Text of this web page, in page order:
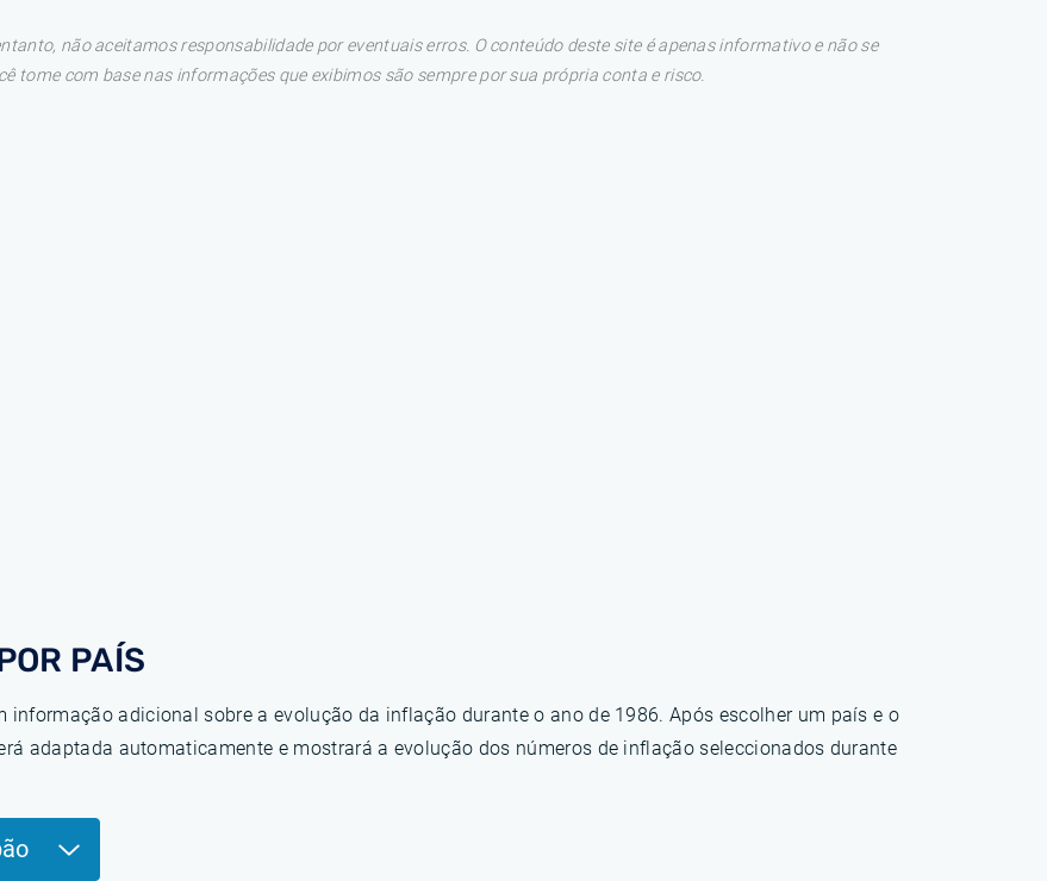
não aceitamos responsabilidade por eventuais erros. O conteúdo deste site é apenas informativo e não se
tome com base nas informações que exibimos são sempre por sua própria conta e risco.
PAÍS
adicional sobre a evolução da inflação durante o ano de 1986. Após escolher um país e o
adaptada automaticamente e mostrará a evolução dos números de inflação seleccionados durante